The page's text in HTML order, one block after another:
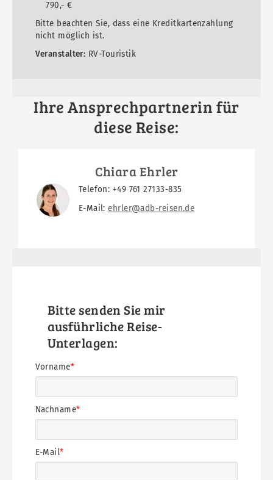
790,- €
Bitte beachten Sie, dass eine Kreditkartenzahlung
nicht möglich ist.
Veranstalter: RV-Touristik
Ihre Ansprechpartnerin für
diese Reise:
Chiara Ehrler
Telefon: +49 761 27133-835
E-Mail:ehrler@adb-reisen.de
Bitte senden Sie mir
ausführliche Reise-
Unterlagen:
Formularfelder
Vorname
Nachname
E-Mail
Straße
PLZ
Land